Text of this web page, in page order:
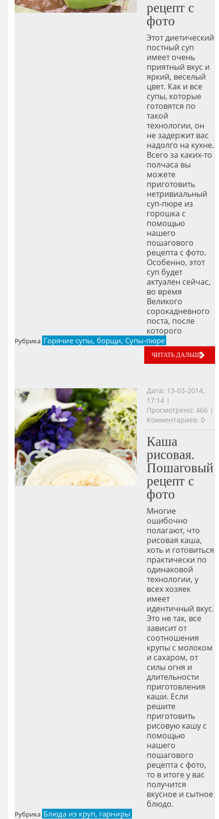
рецепт с
фото
Этот диетический
постный суп
имеет очень
приятный вкус и
яркий, веселый
цвет. Как и все
супы, которые
готовятся по
такой
технологии, он
не задержит вас
надолго на кухне.
Всего за каких-то
полчаса вы
можете
приготовить
нетривиальный
суп-пюре из
горошка с
помощью
нашего
пошагового
рецепта с фото.
Особенно, этот
суп будет
актуален сейчас,
во время
Великого
сорокадневного
поста, после
которого
Рубрика Горячие супы, борщи, Супы-пюре
ЧИТАТЬ ДАЛЬШЕ
Дата: 13-03-2014,
17:14 |
Просмотрено: 466 |
Комментариев: 0
Каша
рисовая.
Пошаговый
рецепт с
фото
Многие
ошибочно
полагают, что
рисовая каша,
хоть и готовиться
практически по
одинаковой
технологии, у
всех хозяек
имеет
идентичный вкус.
Это не так, все
зависит от
соотношения
крупы с молоком
и сахаром, от
силы огня и
длительности
приготовления
каши. Если
решите
приготовить
рисовую кашу с
помощью
нашего
пошагового
рецепта с фото,
то в итоге у вас
получится
вкусное и сытное
блюдо.
Рубрика Блюда из круп, гарниры